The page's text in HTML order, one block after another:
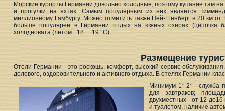
Морские курорты Германии довольно холодные, поэтому купание там
и прогулки на яхтах. Самым популярным из них является
миллионному Гамбургу. Можно отметить также Ней-Шенберг в 20 км от
больше популярен в Германии отдых на южных озерах (цепочка
холодновата (летом +18...+19 °С).
Размещение
Отели Германии - это роскошь, комфорт, высокий сервис
делового, оздоровительного и активного отдыха. В отелях Германии
Минимум 1*-2* - служба
для завтраков;
двухместных - от 12
и туалетом, наличие